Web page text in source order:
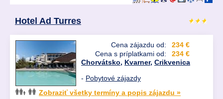
Hotel Ad Turres
Cena zájazdu od:
234 €
Cena s príplatkami od:
234 €
Chorvátsko, Kvarner, Crikvenica
- Pobytové zájazdy
Zobraziť všetky termíny a popis zájazdu »